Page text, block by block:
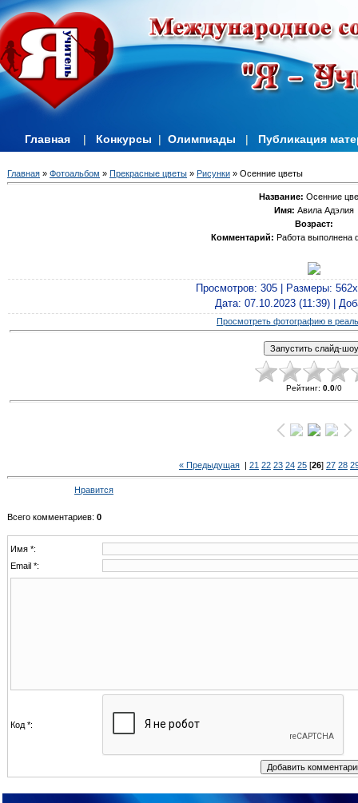
Главная | Конкурсы | Олимпиады | Публикация
Главная » Фотоальбом » Прекрасные цветы » Рисунки » Осенние цветы
Название: Осенние
Имя: Авила Адэлия
Возраст:
Комментарий: Работа выполнена
Просмотров: 305 | Размеры:
Дата: 07.10.2023 (11:39) |
Просмотреть фотографию в
Рейтинг: 0.0/0
« Предыдущая | 21 22 23 24 25 [26] 27 28
Нравится
Всего комментариев: 0
Имя *:
Email *:
Код *: